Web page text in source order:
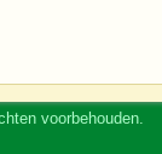
voorbehouden.